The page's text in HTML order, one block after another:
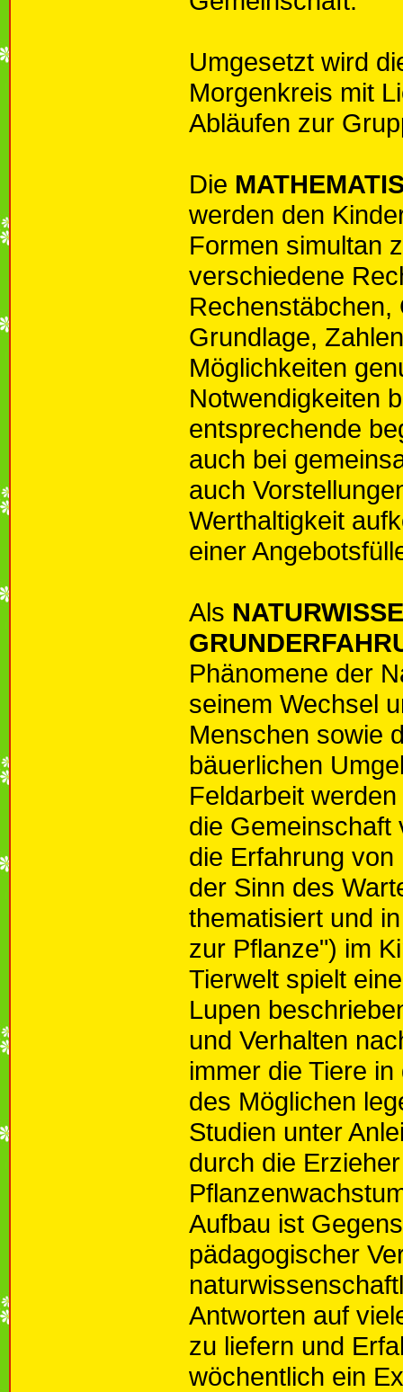
Umgesetzt wird
Morgenkreis mit
Abläufen zur
Die
werden den
Formen simultan
verschiedene
Rechenstäbchen,
Grundlage,
Möglichkeiten
Notwendigkeiten
entsprechende
auch bei
auch
Werthaltigkeit
einer
Als
Phänomene der
seinem Wechsel
Menschen sowie
bäuerlichen
Feldarbeit
die Gemeinschaft
die Erfahrung
der Sinn des
thematisiert und
zur Pflanze") im
Tierwelt spielt
Lupen
und Verhalten
immer die Tiere
des Möglichen
Studien unter
durch die
Aufbau ist
pädagogischer
Antworten auf
zu liefern und
wöchentlich ein